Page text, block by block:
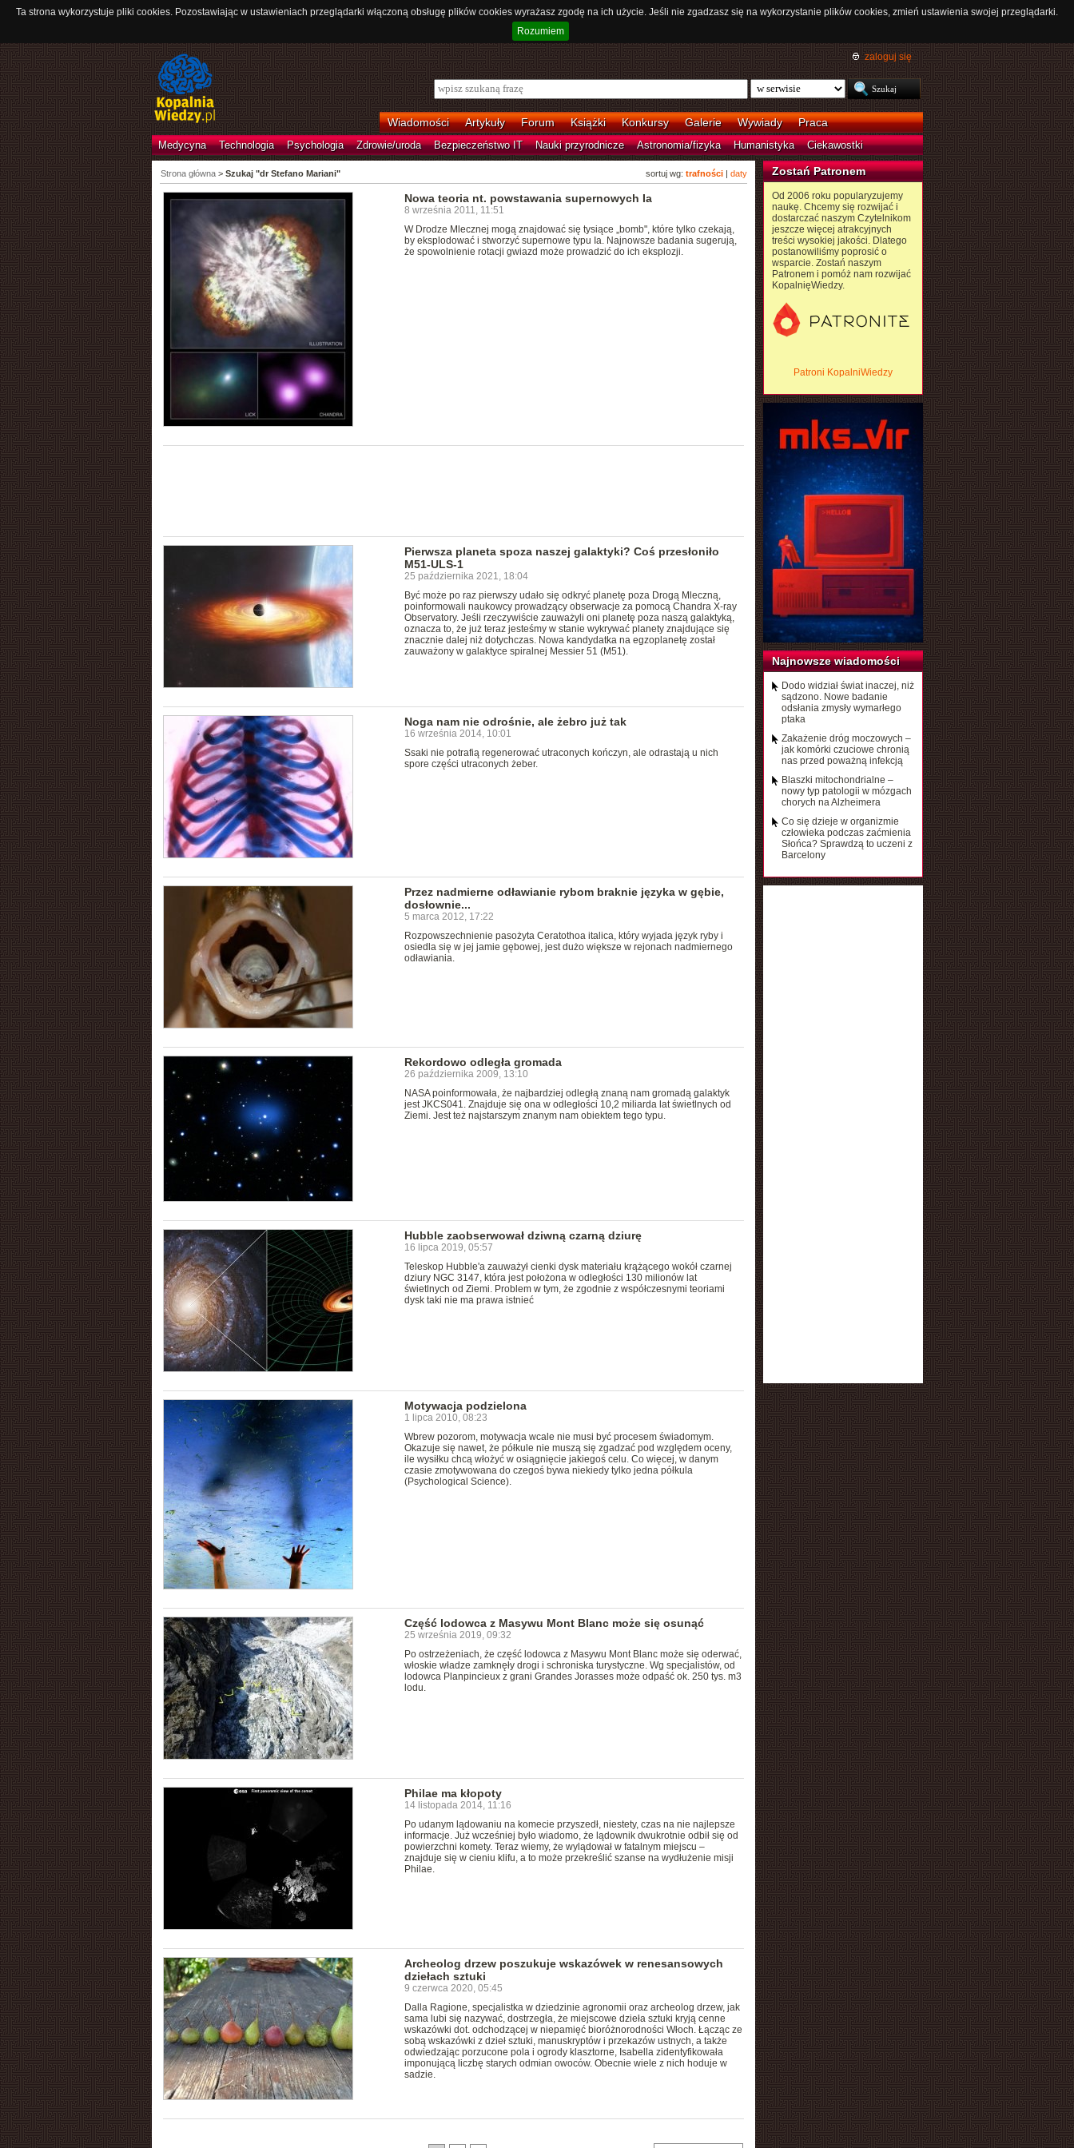
Ta strona wykorzystuje pliki cookies. Pozostawiając w ustawieniach przeglądarki włączoną obsługę plików cookies wyrażasz zgodę na ich użycie. Jeśli nie zgadzasz się na wykorzystanie plików cookies, zmień ustawienia swojej przeglądarki.
Rozumiem
zaloguj się
Wiadomości Artykuły Forum Książki Konkursy Galerie Wywiady Praca
Medycyna Technologia Psychologia Zdrowie/uroda Bezpieczeństwo IT Nauki przyrodnicze Astronomia/fizyka Humanistyka Ciekawostki
sortuj wg: trafności| daty
Strona główna> Szukaj "dr Stefano Mariani"
Nowa teoria nt. powstawania supernowych Ia
8 września 2011, 11:51
W Drodze Mlecznej mogą znajdować się tysiące „bomb", które tylko czekają,
by eksplodować i stworzyć supernowe typu Ia. Najnowsze badania sugerują,
że spowolnienie rotacji gwiazd może prowadzić do ich eksplozji.
Pierwsza planeta spoza naszej galaktyki? Coś przesłoniło
M51-ULS-1
25 października 2021, 18:04
Być może po raz pierwszy udało się odkryć planetę poza Drogą Mleczną,
poinformowali naukowcy prowadzący obserwacje za pomocą Chandra X-ray
Observatory. Jeśli rzeczywiście zauważyli oni planetę poza naszą galaktyką,
oznacza to, że już teraz jesteśmy w stanie wykrywać planety znajdujące się
znacznie dalej niż dotychczas. Nowa kandydatka na egzoplanetę został
zauważony w galaktyce spiralnej Messier 51 (M51).
Noga nam nie odrośnie, ale żebro już tak
16 września 2014, 10:01
Ssaki nie potrafią regenerować utraconych kończyn, ale odrastają u nich
spore części utraconych żeber.
Przez nadmierne odławianie rybom braknie języka w gębie,
dosłownie...
5 marca 2012, 17:22
Rozpowszechnienie pasożyta Ceratothoa italica, który wyjada język ryby i
osiedla się w jej jamie gębowej, jest dużo większe w rejonach nadmiernego
odławiania.
Rekordowo odległa gromada
26 października 2009, 13:10
NASA poinformowała, że najbardziej odległą znaną nam gromadą galaktyk
jest JKCS041. Znajduje się ona w odległości 10,2 miliarda lat świetlnych od
Ziemi. Jest też najstarszym znanym nam obiektem tego typu.
Hubble zaobserwował dziwną czarną dziurę
16 lipca 2019, 05:57
Teleskop Hubble'a zauważył cienki dysk materiału krążącego wokół czarnej
dziury NGC 3147, która jest położona w odległości 130 milionów lat
świetlnych od Ziemi. Problem w tym, że zgodnie z współczesnymi teoriami
dysk taki nie ma prawa istnieć
Motywacja podzielona
1 lipca 2010, 08:23
Wbrew pozorom, motywacja wcale nie musi być procesem świadomym.
Okazuje się nawet, że półkule nie muszą się zgadzać pod względem oceny,
ile wysiłku chcą włożyć w osiągnięcie jakiegoś celu. Co więcej, w danym
czasie zmotywowana do czegoś bywa niekiedy tylko jedna półkula
(Psychological Science).
Część lodowca z Masywu Mont Blanc może się osunąć
25 września 2019, 09:32
Po ostrzeżeniach, że część lodowca z Masywu Mont Blanc może się oderwać,
włoskie władze zamknęły drogi i schroniska turystyczne. Wg specjalistów, od
lodowca Planpincieux z grani Grandes Jorasses może odpaść ok. 250 tys. m3
lodu.
Philae ma kłopoty
14 listopada 2014, 11:16
Po udanym lądowaniu na komecie przyszedł, niestety, czas na nie najlepsze
informacje. Już wcześniej było wiadomo, że lądownik dwukrotnie odbił się od
powierzchni komety. Teraz wiemy, że wylądował w fatalnym miejscu –
znajduje się w cieniu klifu, a to może przekreślić szanse na wydłużenie misji
Philae.
Archeolog drzew poszukuje wskazówek w renesansowych
dziełach sztuki
9 czerwca 2020, 05:45
Dalla Ragione, specjalistka w dziedzinie agronomii oraz archeolog drzew, jak
sama lubi się nazywać, dostrzegła, że miejscowe dzieła sztuki kryją cenne
wskazówki dot. odchodzącej w niepamięć bioróżnorodności Włoch. Łącząc ze
sobą wskazówki z dzieł sztuki, manuskryptów i przekazów ustnych, a także
odwiedzając porzucone pola i ogrody klasztorne, Isabella zidentyfikowała
imponującą liczbę starych odmian owoców. Obecnie wiele z nich hoduje w
sadzie.
Zostań Patronem
Od 2006 roku popularyzujemy
naukę. Chcemy się rozwijać i
dostarczać naszym Czytelnikom
jeszcze więcej atrakcyjnych
treści wysokiej jakości. Dlatego
postanowiliśmy poprosić o
wsparcie. Zostań naszym
Patronem i pomóż nam rozwijać
KopalnięWiedzy.
Patroni KopalniWiedzy
Najnowsze wiadomości
Dodo widział świat inaczej, niż
sądzono. Nowe badanie
odsłania zmysły wymarłego
ptaka
Zakażenie dróg moczowych –
jak komórki czuciowe chronią
nas przed poważną infekcją
Blaszki mitochondrialne –
nowy typ patologii w mózgach
chorych na Alzheimera
Co się dzieje w organizmie
człowieka podczas zaćmienia
Słońca? Sprawdzą to uczeni z
Barcelony